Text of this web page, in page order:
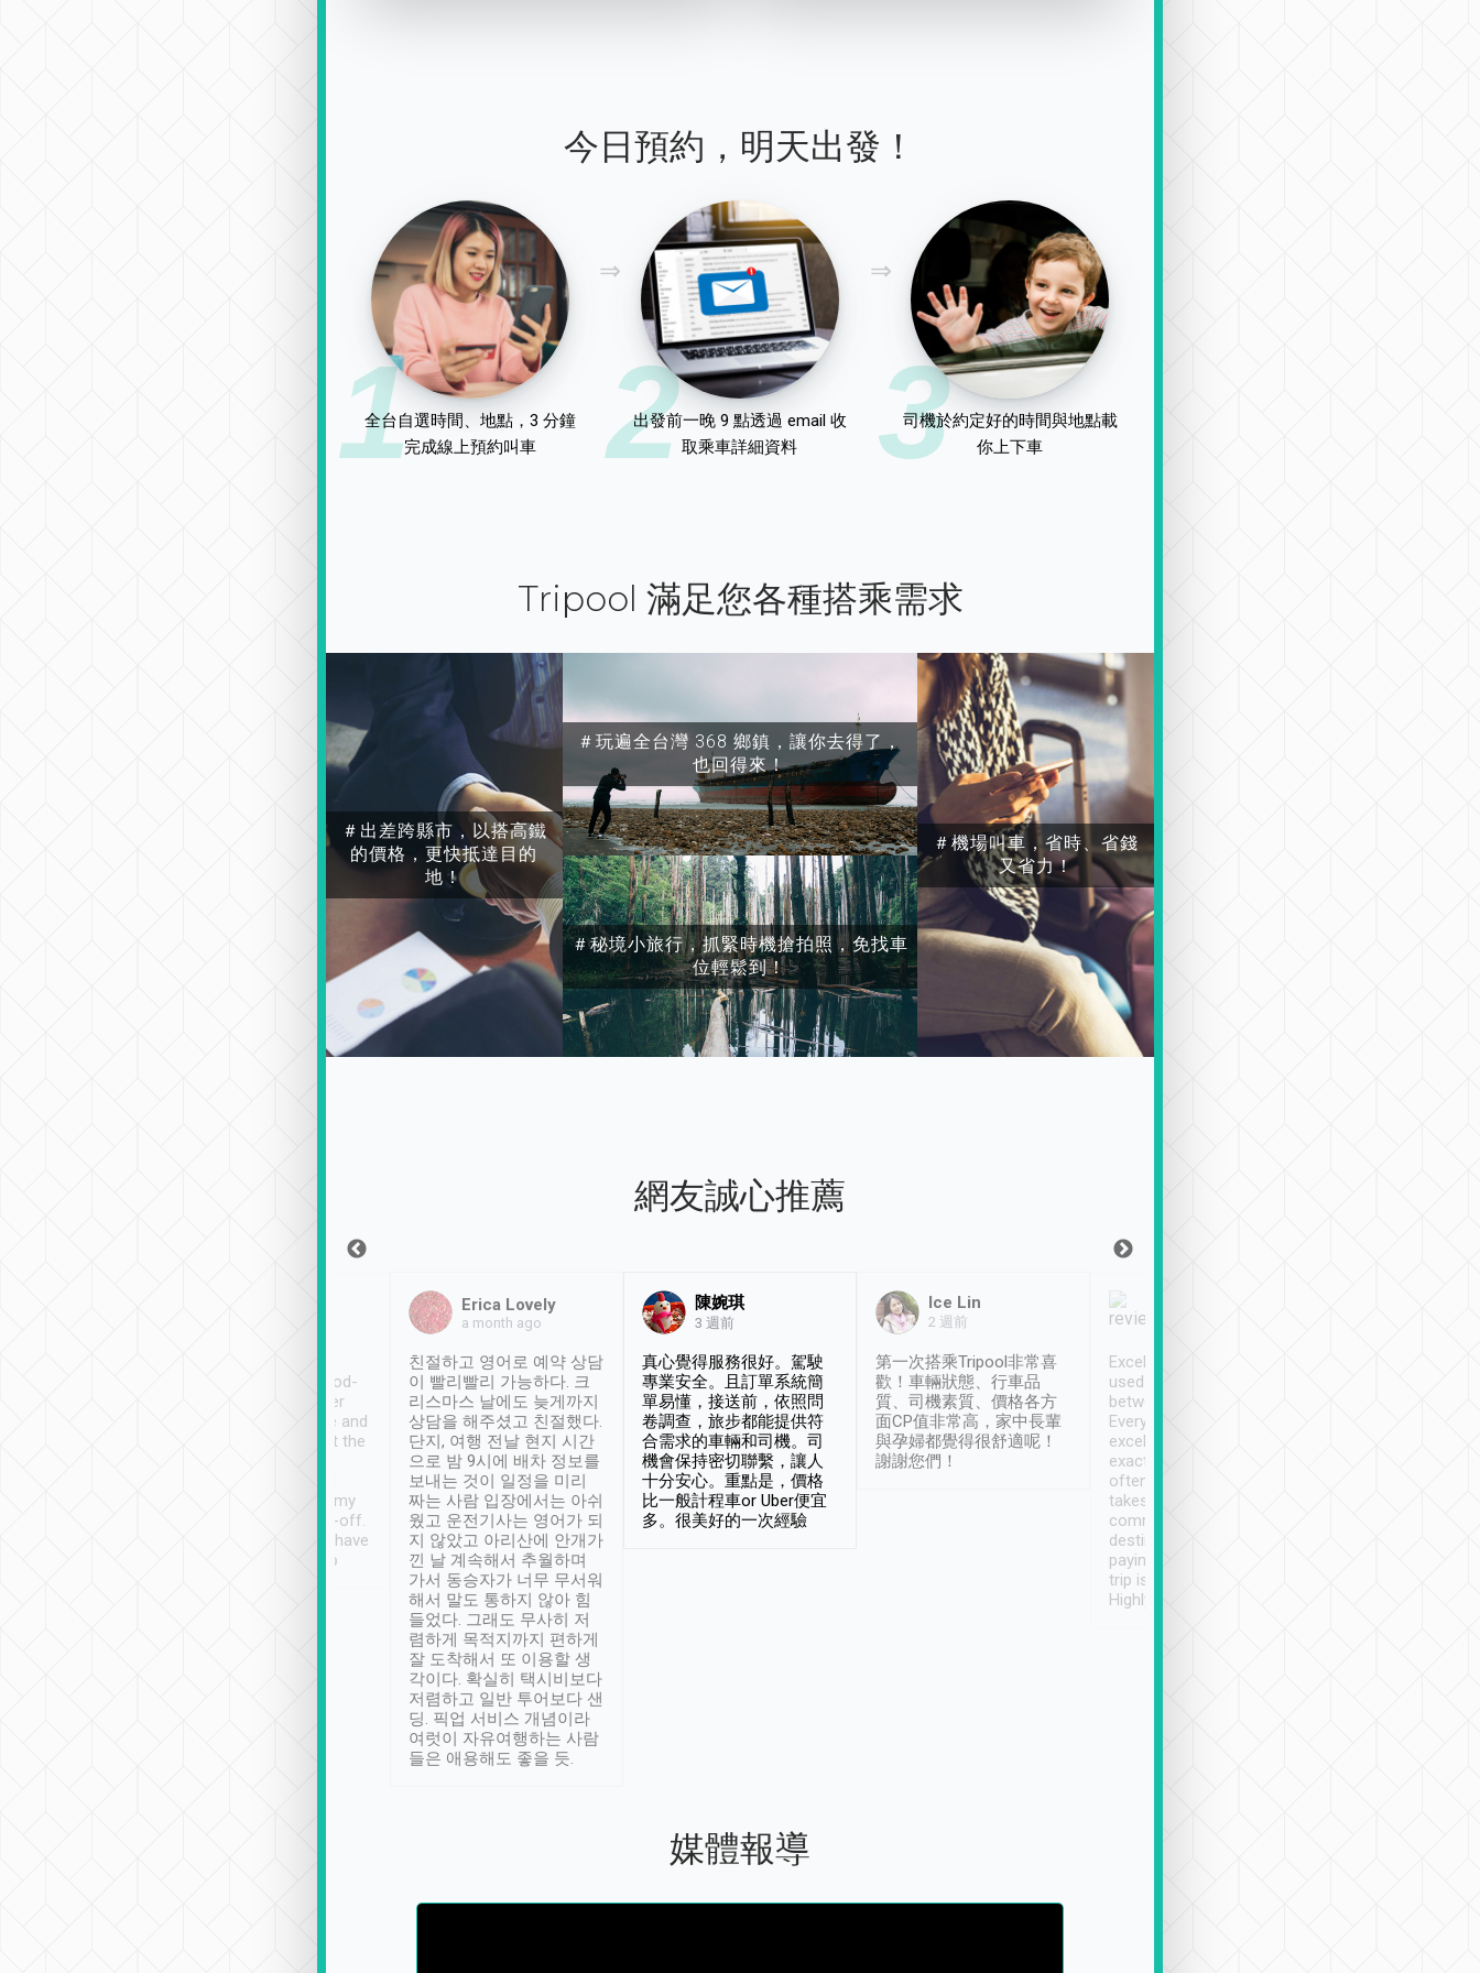
今日預約，明天出發！
1
全台自選時間、地點，3 分鐘
完成線上預約叫車
2
出發前一晚 9 點透過 email 收
取乘車詳細資料
3
司機於約定好的時間與地點載
你上下車
Tripool 滿足您各種搭乘需求
＃出差跨縣市，以搭高鐵
的價格，更快抵達目的
地！
＃玩遍全台灣 368 鄉鎮，讓你去得了，
也回得來！
＃秘境小旅行，抓緊時機搶拍照，免找車
位輕鬆到！
＃機場叫車，省時、省錢
又省力！
網友誠心推薦
service, vehicles in good-
condition and the driver
service was awesome and
thoughtful. Driver went the
have safely arrived at my
destination after drop-off.
Definitely something I have
not seen elsewhere 👍
Erica Lovely
a month ago
친절하고 영어로 예약 상담
이 빨리빨리 가능하다. 크
리스마스 날에도 늦게까지
상담을 해주셨고 친절했다.
단지, 여행 전날 현지 시간
으로 밤 9시에 배차 정보를
보내는 것이 일정을 미리
짜는 사람 입장에서는 아쉬
웠고 운전기사는 영어가 되
지 않았고 아리산에 안개가
낀 날 계속해서 추월하며
가서 동승자가 너무 무서워
해서 말도 통하지 않아 힘
들었다. 그래도 무사히 저
렴하게 목적지까지 편하게
잘 도착해서 또 이용할 생
각이다. 확실히 택시비보다
저렴하고 일반 투어보다 샌
딩. 픽업 서비스 개념이라
여럿이 자유여행하는 사람
들은 애용해도 좋을 듯.
陳婉琪
3 週前
真心覺得服務很好。駕駛
專業安全。且訂單系統簡
單易懂，接送前，依照問
卷調查，旅步都能提供符
合需求的車輛和司機。司
機會保持密切聯繫，讓人
十分安心。重點是，價格
比一般計程車or Uber便宜
多。很美好的一次經驗
Ice Lin
2 週前
第一次搭乘Tripool非常喜
歡！車輛狀態、行車品
質、司機素質、價格各方
面CP值非常高，家中長輩
與孕婦都覺得很舒適呢！
謝謝您們！
Excellent service. We have
used Tripool to travel
between cities in Taiwan.
Every driver has been
excellent and arrives
exactly on time. As there is
often limited English it
takes the difficulty out of
communicating the
destination details and
paying online prior to the
trip is very convenient.
Highly recommended
媒體報導